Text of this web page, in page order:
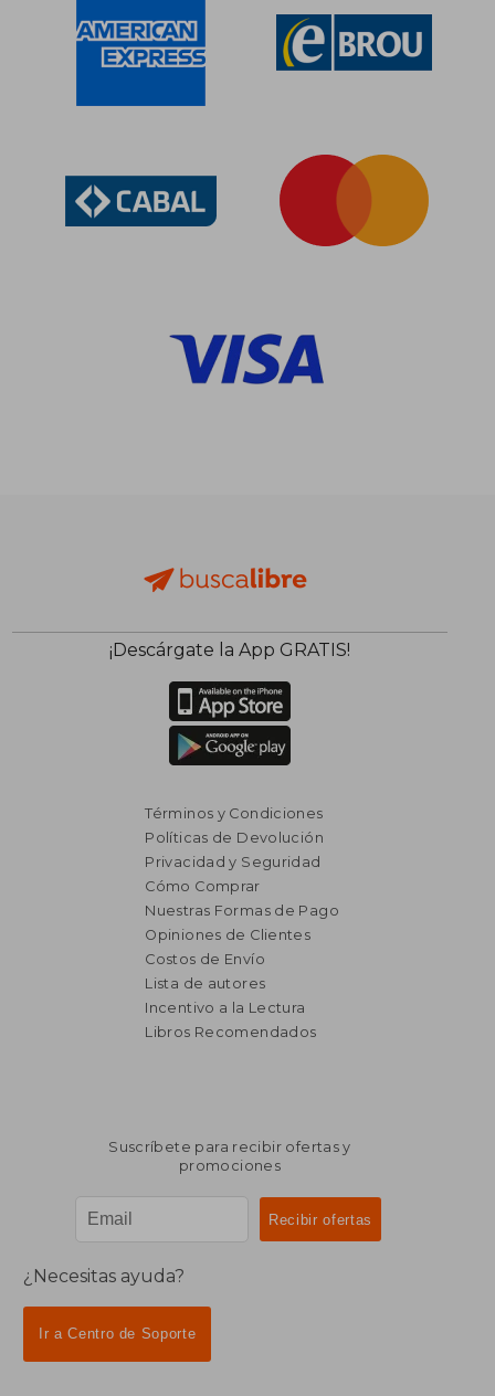
¡Descárgate la App GRATIS!
Términos y Condiciones
Políticas de Devolución
Privacidad y Seguridad
Cómo Comprar
Nuestras Formas de Pago
Opiniones de Clientes
Costos de Envío
Lista de autores
Incentivo a la Lectura
Libros Recomendados
Suscríbete para recibir ofertas y
promociones
¿Necesitas ayuda?
Ir a Centro de Soporte